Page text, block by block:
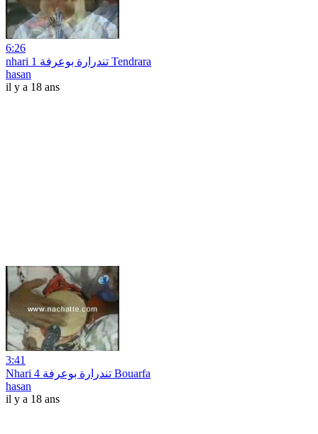
6:26
nhari 1 تندرارة بوعرفة Tendrara
hasan
il y a 18 ans
3:41
Nhari 4 تندرارة بوعرفة Bouarfa
hasan
il y a 18 ans